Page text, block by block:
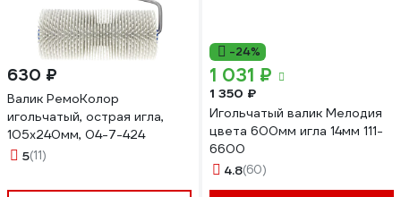
630 ₽
Валик РемоКолор
игольчатый, острая игла,
105х240мм, 04-7-424
5(11)
-24%
1 031 ₽
1 350 ₽
Игольчатый валик Мелодия
цвета 600мм игла 14мм 111-
6600
4.8(60)